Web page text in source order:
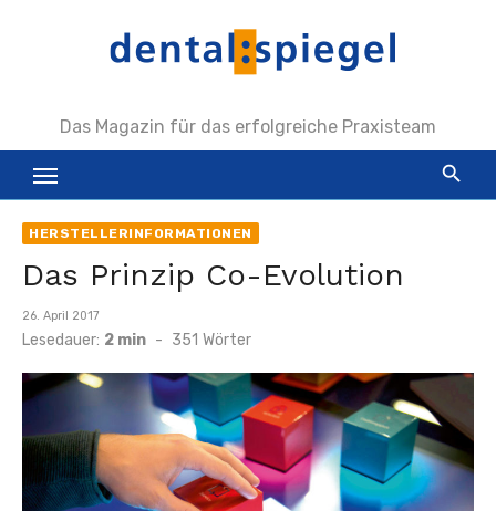
Das Magazin für das erfolgreiche Praxisteam
HERSTELLERINFORMATIONEN
Das Prinzip Co-Evolution
Veröffentlicht
am
26. April 2017
Lesedauer: 2 min - 351 Wörter